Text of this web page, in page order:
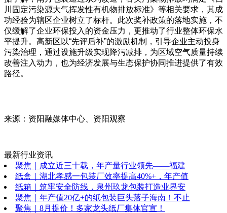
川固定污染源大气挥发性有机物排放标准》等相关要求，其成
功经验为辖区企业树立了标杆。此次奖补政策的落地实施，不
仅缓解了企业环保投入的资金压力，更推动了行业整体环保水
平提升。高新区以“先评后补”的激励机制，引导企业主动投身
污染治理，通过设施升级实现降污减排，为区域空气质量持续
改善注入动力，也为经济发展与生态保护协同推进提供了有效
路径。
来源：资阳融媒体中心、资阳观察
最新行业资讯
聚焦｜成立近三十载，年产量行业领先——福建
纸盒｜湖北孝感一包装厂效率提高40%+，年产值
纸箱｜筑牢安全防线，泉州玖龙包装打造业界安
聚焦｜年产值20亿+的纸包装巨头落子海南！不止
聚焦｜8月提价！多家龙头纸厂集体官宣！